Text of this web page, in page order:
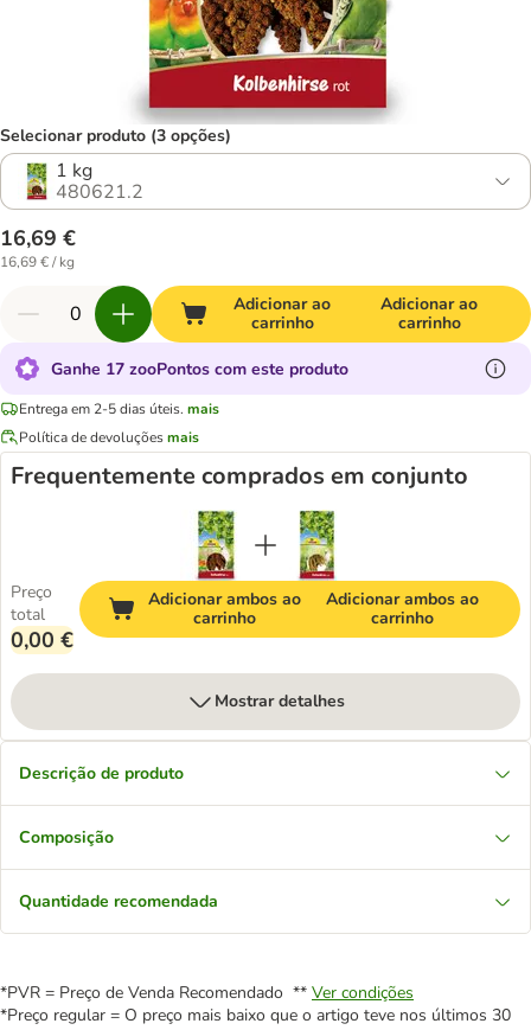
Selecionar produto (3 opções)
1 kg
480621.2
16,69 €
16,69 € / kg
Adicionar ao
carrinho
Adicionar ao
carrinho
Ganhe 17 zooPontos com este produto
Entrega em 2-5 dias úteis. mais
Política de devoluçõesmais
Frequentemente comprados em conjunto
Preço
total
0,00 €
Adicionar ambos ao
carrinho
Adicionar ambos ao
carrinho
Mostrar detalhes
Descrição de produto
Composição
Quantidade recomendada
*PVR = Preço de Venda Recomendado ** Ver condições
*Preço regular = O preço mais baixo que o artigo teve nos últimos 30